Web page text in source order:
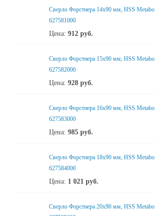
Сверло Форстнера 14х90 мм, HSS Metabo
627581000
Цена: 912 руб.
Сверло Форстнера 15х90 мм, HSS Metabo
627582000
Цена: 928 руб.
Сверло Форстнера 16х90 мм, HSS Metabo
627583000
Цена: 985 руб.
Сверло Форстнера 18х90 мм, HSS Metabo
627584000
Цена: 1 021 руб.
Сверло Форстнера 20х90 мм, HSS Metabo